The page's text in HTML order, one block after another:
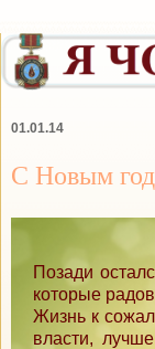
01.01.14
С Новым
Позади
которые
Жизнь к
власти,